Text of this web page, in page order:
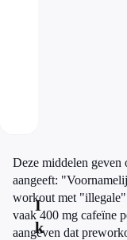
I
k
Deze middelen geven
aangeeft:
workout met
vaak 400 mg cafeïne
aangeven dat